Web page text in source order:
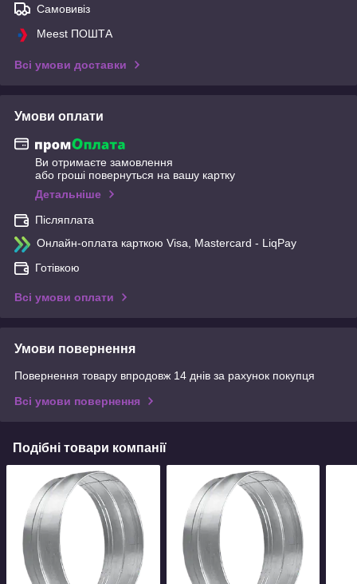
Самовивіз
Meest ПОШТА
Всі умови доставки
Умови оплати
Ви отримаєте замовлення
або гроші повернуться на вашу картку
Детальніше
Післяплата
Онлайн-оплата карткою Visa, Mastercard - LiqPay
Готівкою
Всі умови оплати
Умови повернення
Повернення товару впродовж 14 днів за рахунок покупця
Всі умови повернення
Подібні товари компанії